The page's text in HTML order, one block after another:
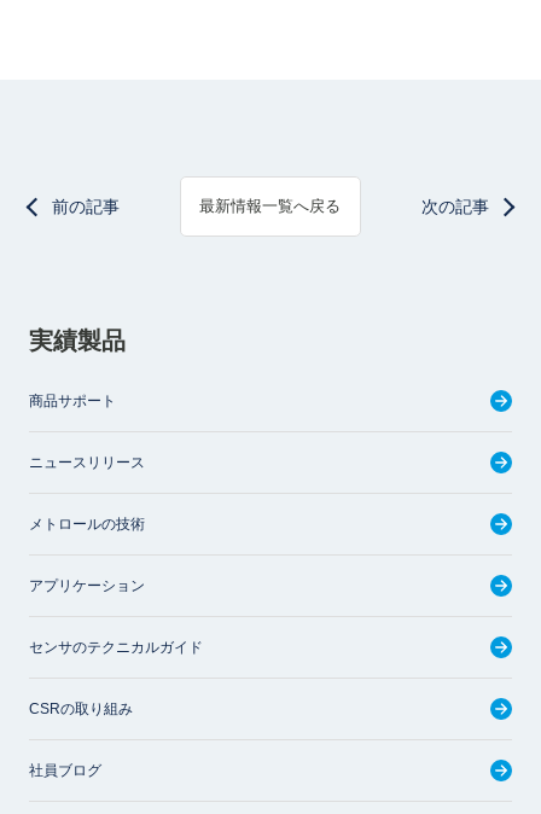
前の記事 最新情報一覧へ戻る 次の記事
実績製品
商品サポート
ニュースリリース
メトロールの技術
アプリケーション
センサのテクニカルガイド
CSRの取り組み
社員ブログ